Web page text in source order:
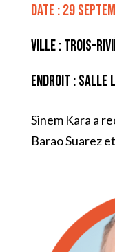
Date : 29
Ville : Trois-
Endroit : Salle
Sinem Kara a
Barao Suarez